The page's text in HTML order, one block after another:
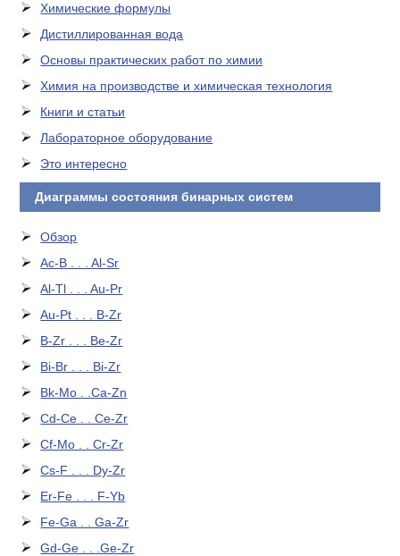
Химические формулы
Дистиллированная вода
Основы практических работ по химии
Химия на производстве и химическая технология
Книги и статьи
Лабораторное оборудование
Это интересно
Диаграммы состояния бинарных систем
Обзор
Ac-B . . . Al-Sr
Al-Tl . . . Au-Pr
Au-Pt . . . B-Zr
B-Zr . . . Be-Zr
Bi-Br . . . Bi-Zr
Bk-Mo . .Ca-Zn
Cd-Ce . . Ce-Zr
Cf-Mo . . Cr-Zr
Cs-F . . . Dy-Zr
Er-Fe . . . F-Yb
Fe-Ga . . Ga-Zr
Gd-Ge . . .Ge-Zr